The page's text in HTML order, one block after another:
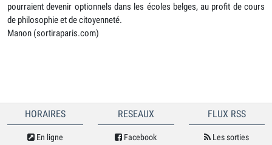
pourraient devenir optionnels dans les écoles belges, au profit de cours
de philosophie et de citoyenneté.
Manon (sortiraparis.com)
HORAIRES
En ligne
RESEAUX
Facebook
FLUX RSS
Les sorties